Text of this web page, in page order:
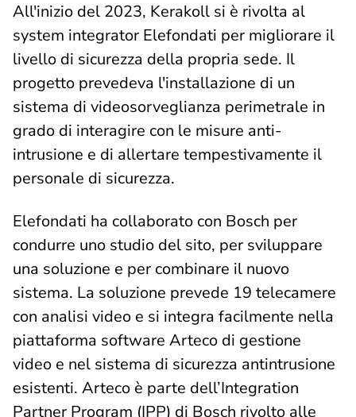
All'inizio del 2023, Kerakoll si è rivolta al
system integrator Elefondati per migliorare il
livello di sicurezza della propria sede. Il
progetto prevedeva l'installazione di un
sistema di videosorveglianza perimetrale in
grado di interagire con le misure anti-
intrusione e di allertare tempestivamente il
personale di sicurezza.
Elefondati ha collaborato con Bosch per
condurre uno studio del sito, per sviluppare
una soluzione e per combinare il nuovo
sistema. La soluzione prevede 19 telecamere
con analisi video e si integra facilmente nella
piattaforma software Arteco di gestione
video e nel sistema di sicurezza antintrusione
esistenti. Arteco è parte dell’Integration
Partner Program (IPP) di Bosch rivolto alle